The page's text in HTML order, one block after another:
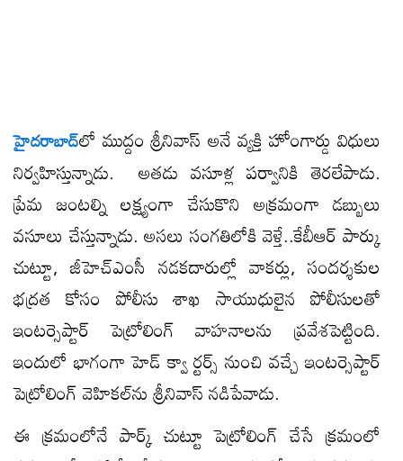
హైదరాబాద్‌లో ముద్దం శ్రీనివాస్ అనే వ్యక్తి హోంగార్డు విధులు
నిర్వహిస్తున్నాడు. అతడు వసూళ్ల పర్వానికి తెరలేపాడు.
ప్రేమ జంటల్ని లక్ష్యంగా చేసుకొని అక్రమంగా డబ్బులు
వసూలు చేస్తున్నాడు. అసలు సంగతిలోకి వెళ్తే..కేబీఆర్ పార్కు
చుట్టూ, జీహెచ్ఎంసీ నడకదారుల్లో వాకర్లు, సందర్శకుల
భద్రత కోసం పోలీసు శాఖ సాయుధులైన పోలీసులతో
ఇంటర్సెప్టార్ పెట్రోలింగ్ వాహనాలను ప్రవేశపెట్టింది.
ఇందులో భాగంగా హెడ్ క్వా ర్టర్స్ నుంచి వచ్చే ఇంటర్సెప్టార్
పెట్రోలింగ్ వెహికల్‌ను శ్రీనివాస్ నడిపేవాడు.
ఈ క్రమంలోనే పార్క్ చుట్టూ పెట్రోలింగ్ చేసే క్రమంలో